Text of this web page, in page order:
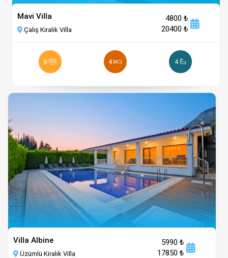
Mavi Villa
Çalış Kiralık Villa
4800 ₺
20400 ₺
8 4 4
Villa Albine
Üzümlü Kiralık Villa
5990 ₺
17850 ₺